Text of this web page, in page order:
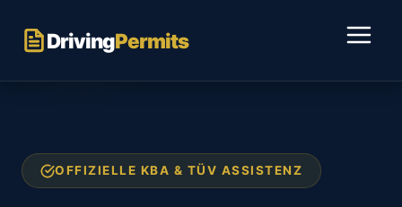
content
DrivingPermits
OFFIZIELLE KBA & TÜV ASSISTENZ